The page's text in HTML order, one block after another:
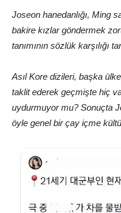
Joseon hanedanlığı, Ming
bakire kızlar göndermek
tanımının sözlük karşılığı
Asıl Kore dizileri, başka
taklit ederek geçmişte hiç
uydurmuyor mu? Sonuçta
öyle genel bir çay içme